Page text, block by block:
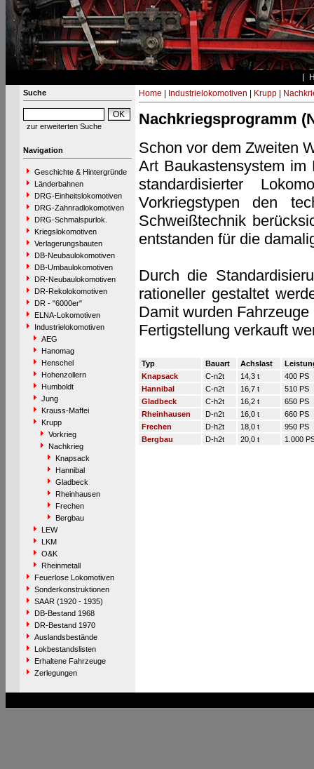
Suche
zur erweiterten Suche
Navigation
Geschichte & Hintergründe
Länderbahnen
DRG-Einheitslokomotiven
DRG-Zahnradlokomotiven
DRG-Schmalspurlok.
Kriegslokomotiven
Verlagerungsbauten
DB-Neubaulokomotiven
DB-Umbaulokomotiven
DR-Neubaulokomotiven
DR-Rekolokomotiven
DR - "6000er"
ELNA-Lokomotiven
Industrielokomotiven
AEG
Hanomag
Henschel
Hohenzollern
Humboldt
Jung
Krauss-Maffei
Krupp
Vorkrieg
Nachkrieg
Knapsack
Hannibal
Gladbeck
Rheinhausen
Frechen
Bergbau
LEW
LKM
O&K
Rheinmetall
Feuerlose Lokomotiven
Sonderkonstruktionen
SAAR (1920 - 1935)
DB-Bestand 1968
DR-Bestand 1970
Auslandsbestände
Lokbestandslisten
Erhaltene Fahrzeuge
Zerlegungen
Home Industrielokomotiven Krupp|
Nachkriegsprogramm
Schon vor dem Zweiten
Art Baukastensystem
standardisierter
Vorkriegstypen den
Schweißtechnik
entstanden für die
Durch die
rationeller gestaltet
Damit wurden
Fertigstellung verkauft
Typ Bauart Achslast
Knapsack
C-n2t 14,3 t
400 PS
Hannibal
C-n2t 16,7 t
510 PS
Gladbeck
C-h2t 16,2 t
650 PS
Rheinhausen
D-n2t 16,0 t
660 PS
Frechen
D-h2t 18,0 t
950 PS
Bergbau
D-h2t 20,0 t 1.000